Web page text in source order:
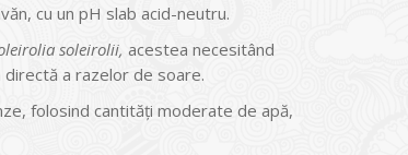
cu un pH slab acid-neutru.
soleirolii, acestea necesitând
a razelor de soare.
folosind cantităţi moderate de apă,